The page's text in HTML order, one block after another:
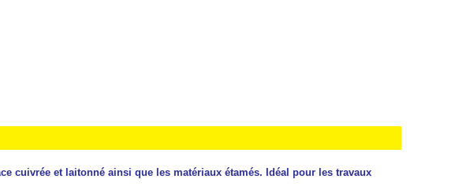
cuivrée et laitonné ainsi que les matériaux étamés. Idéal pour les travaux